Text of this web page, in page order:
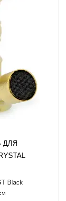
ДЛЯ
Black